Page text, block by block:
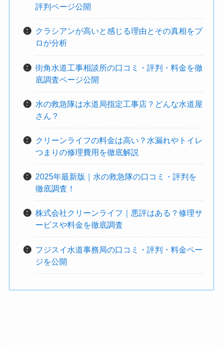
評判ページ公開
クラシアンが高いと感じる理由とその真相をプ
ロが分析
街角水道工事相談所の口コミ・評判・料金を徹
底調査ページ公開
水の救急隊は水道局指定工事店？どんな水道屋
さん？
クリーンライフの料金は高い？水漏れやトイレ
つまりの修理費用を徹底解説
2025年最新版｜水の救急隊の口コミ・評判を
徹底調査！
株式会社クリーンライフ｜悪評はある？修理サ
ービスや料金を徹底調査
フジスイ水道事務局の口コミ・評判・料金ペー
ジを公開